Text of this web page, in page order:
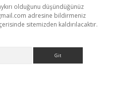
olduğunu düşündüğünüz
adresine bildirmeniz
sitemizden kaldırılacaktır.